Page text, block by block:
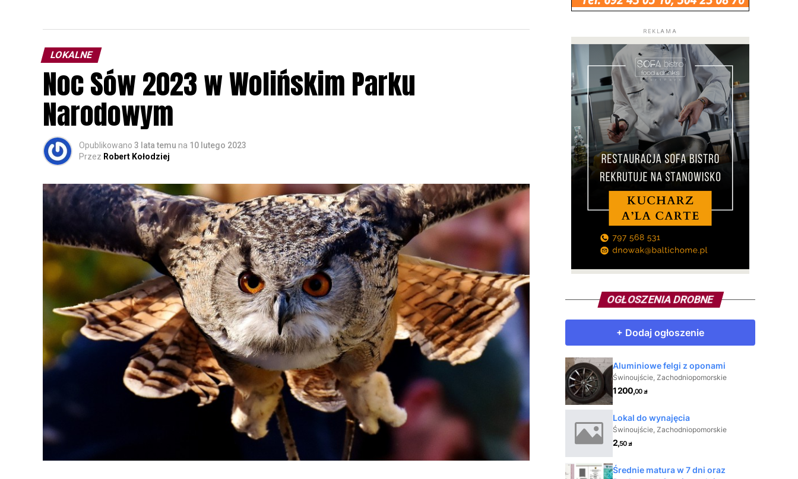
LOKALNE
Noc Sów 2023 w Wolińskim Parku
Narodowym
Opublikowano 3 lata temu na 10 lutego 2023
Przez Robert Kołodziej
REKLAMA
OGŁOSZENIA DROBNE